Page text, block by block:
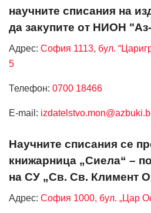
научните списания на
да закупите от НИОН
Адрес: София 1113, бул.
5
Телефон: 0700 18466
Е-mail:
Научните списания се
книжарница „Сиела“ –
на СУ „Св. Св. Климент
Адрес: София 1000, бул. „Цар